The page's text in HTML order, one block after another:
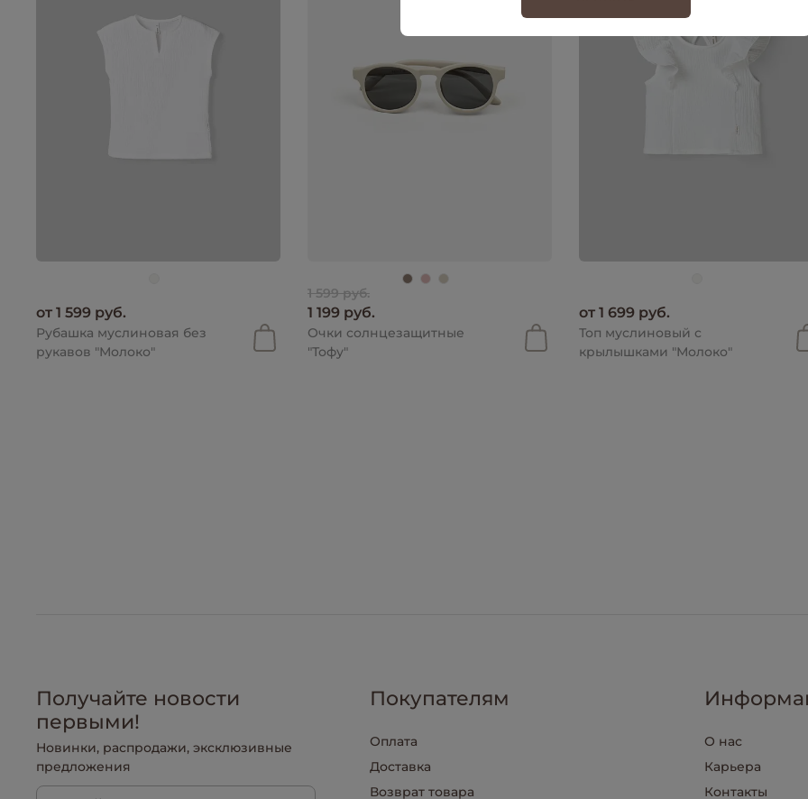
от 1 599 руб.
Рубашка муслиновая без
рукавов "Молоко"
1 599 руб.
1 199 руб.
Очки солнцезащитные
"Тофу"
от 1 699 руб.
Топ муслиновый с
крылышками "Молоко"
Получайте новости
первыми!
Новинки, распродажи, эксклюзивные
предложения
Покупателям
Оплата
Доставка
Возврат товара
О нас
Карьера
Контакты